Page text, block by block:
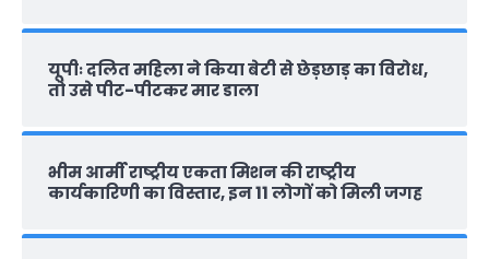
यूपीः दलित महिला ने किया बेटी से छेड़छाड़ का विरोध,
तो उसे पीट-पीटकर मार डाला
भीम आर्मी राष्‍ट्रीय एकता मिशन की राष्‍ट्रीय
कार्यकारिणी का विस्तार, इन 11 लोगों को मिली जगह